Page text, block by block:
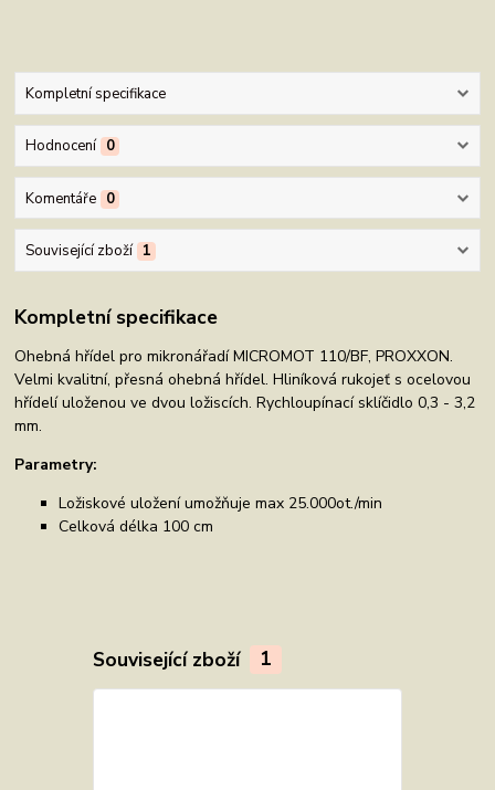
Kompletní specifikace
Hodnocení 0
Komentáře 0
Související zboží 1
Kompletní specifikace
Ohebná hřídel pro mikronářadí MICROMOT 110/BF, PROXXON.
Velmi kvalitní, přesná ohebná hřídel. Hliníková rukojeť s ocelovou
hřídelí uloženou ve dvou ložiscích. Rychloupínací sklíčidlo 0,3 - 3,2
mm.
Parametry:
Ložiskové uložení umožňuje max 25.000ot./min
Celková délka 100 cm
Související zboží 1